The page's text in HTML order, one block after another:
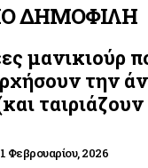
ΔΗΜΟΦΙΛΗ
μανικιούρ
την
ταιριάζουν
Φεβρουαρίου, 2026